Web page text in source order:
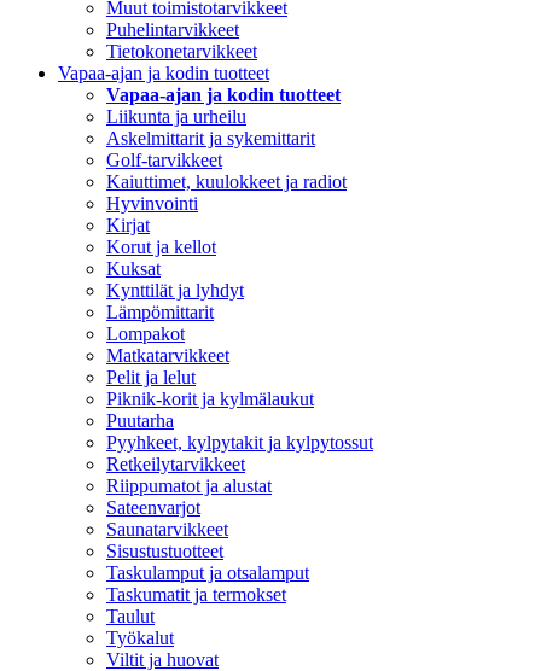
Muut toimistotarvikkeet
Puhelintarvikkeet
Tietokonetarvikkeet
Vapaa-ajan ja kodin tuotteet
Vapaa-ajan ja kodin tuotteet
Liikunta ja urheilu
Askelmittarit ja sykemittarit
Golf-tarvikkeet
Kaiuttimet, kuulokkeet ja radiot
Hyvinvointi
Kirjat
Korut ja kellot
Kuksat
Kynttilät ja lyhdyt
Lämpömittarit
Lompakot
Matkatarvikkeet
Pelit ja lelut
Piknik-korit ja kylmälaukut
Puutarha
Pyyhkeet, kylpytakit ja kylpytossut
Retkeilytarvikkeet
Riippumatot ja alustat
Sateenvarjot
Saunatarvikkeet
Sisustustuotteet
Taskulamput ja otsalamput
Taskumatit ja termokset
Taulut
Työkalut
Viltit ja huovat